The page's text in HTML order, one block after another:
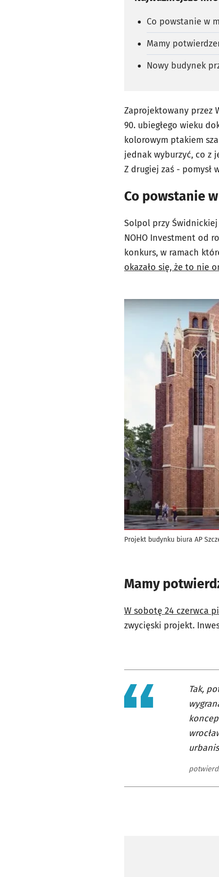
Co powstanie w
Mamy
Nowy budynek
Zaprojektowany przez
90. ubiegłego wieku
kolorowym ptakiem
jednak wyburzyć, co z
Z drugiej zaś - pomysł
Co powstanie
Solpol przy
NOHO Investment od
konkurs, w ramach
okazało się, że to nie
Projekt budynku biura AP
Mamy
W sobotę 24 czerwca
zwycięski projekt.
Tak,